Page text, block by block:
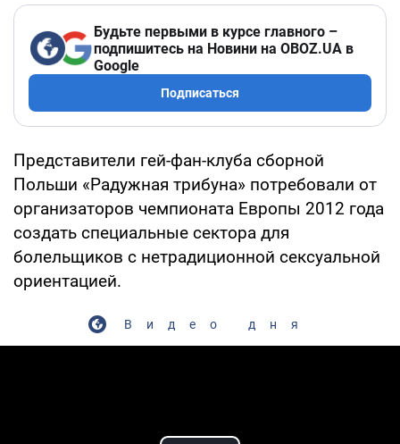
Будьте первыми в курсе главного –
подпишитесь на Новини на OBOZ.UA в
Google
Подписаться
Представители гей-фан-клуба сборной
Польши «Радужная трибуна» потребовали от
организаторов чемпионата Европы 2012 года
создать специальные сектора для
болельщиков с нетрадиционной сексуальной
ориентацией.
Видео дня